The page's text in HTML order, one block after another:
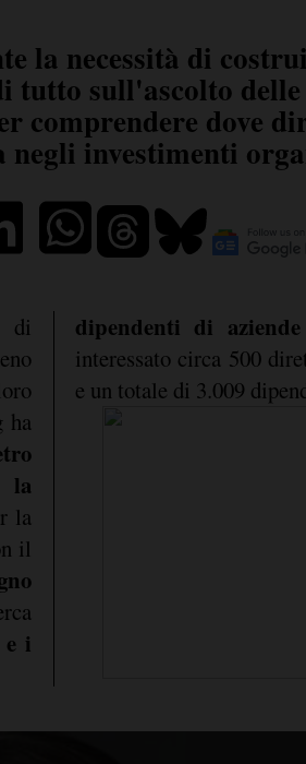
la necessità di
sull'ascolto delle
comprendere dove
negli investimenti
di
ha
la
la
il
i
dipendenti di
interessato circa 500
e un totale di 3.009